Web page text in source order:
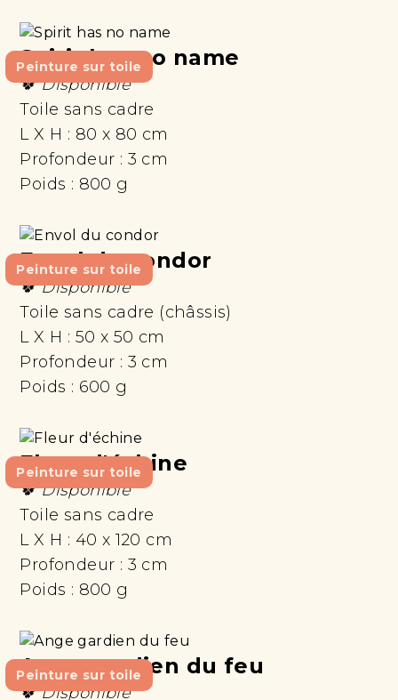
Peinture sur toile
Spirit has no name
🍀 Disponible
Toile sans cadre
L X H : 80 x 80 cm
Profondeur : 3 cm
Poids : 800 g
Peinture sur toile
Envol du condor
🍀 Disponible
Toile sans cadre (châssis)
L X H : 50 x 50 cm
Profondeur : 3 cm
Poids : 600 g
Peinture sur toile
Fleur d'échine
🍀 Disponible
Toile sans cadre
L X H : 40 x 120 cm
Profondeur : 3 cm
Poids : 800 g
Peinture sur toile
Ange gardien du feu
🍀 Disponible